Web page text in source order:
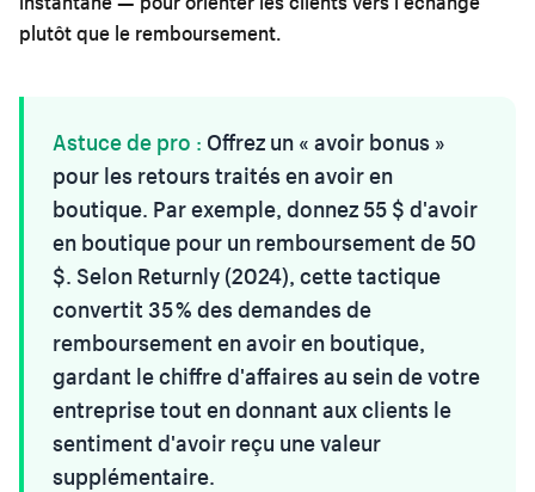
plutôt que le remboursement.
Astuce de pro : Offrez un « avoir bonus »
pour les retours traités en avoir en
boutique. Par exemple, donnez 55 $ d'avoir
en boutique pour un remboursement de 50
$. Selon Returnly (2024), cette tactique
convertit 35 % des demandes de
remboursement en avoir en boutique,
gardant le chiffre d'affaires au sein de votre
entreprise tout en donnant aux clients le
sentiment d'avoir reçu une valeur
supplémentaire.